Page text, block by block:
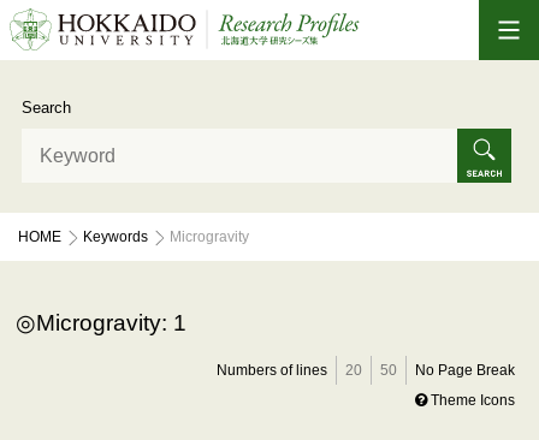
Search
HOME Keywords Microgravity
Microgravity: 1
Numbers of lines 20 50
No Page Break
Theme Icons